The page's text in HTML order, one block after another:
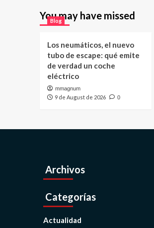
You may have missed
Blog
Los neumáticos, el nuevo
tubo de escape: qué emite
de verdad un coche
eléctrico
mmagnum
9 de August de 2026 0
Archivos
Categorías
Actualidad